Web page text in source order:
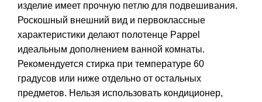
изделие имеет прочную петлю для подвешивания.
Роскошный внешний вид и первоклассные
характеристики делают полотенце Pappel
идеальным дополнением ванной комнаты.
Рекомендуется стирка при температуре 60
градусов или ниже отдельно от остальных
предметов. Нельзя использовать кондиционер,